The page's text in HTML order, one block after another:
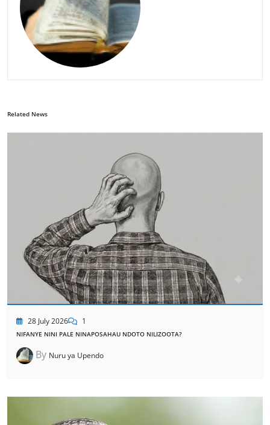
Related News
28 July 2026 1
NIFANYE NINI PALE NINAPOSAHAU NDOTO NILIZOOTA?
By Nuru ya Upendo